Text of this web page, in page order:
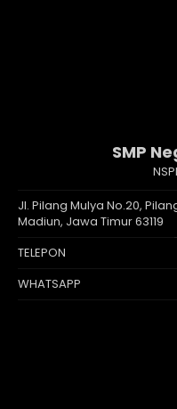
SMP
Jl. Pilang Mulya No.20,
Madiun, Jawa Timur 63119
TELEPON
WHATSAPP